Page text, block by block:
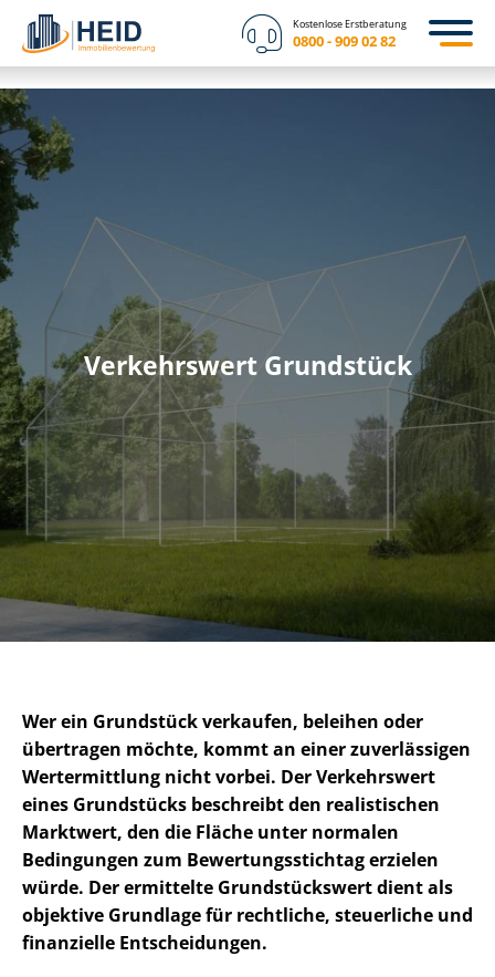
Kostenlose Erstberatung
0800 - 909 02 82
Verkehrswert Grundstück
Wer ein Grundstück verkaufen, beleihen oder
übertragen möchte, kommt an einer zuverlässigen
Wertermittlung nicht vorbei. Der Verkehrswert
eines Grundstücks beschreibt den realistischen
Marktwert, den die Fläche unter normalen
Bedingungen zum Be­wer­tungs­stich­tag erzielen
würde. Der ermittelte Grundstückswert dient als
objektive Grundlage für rechtliche, steuerliche und
finanzielle Entscheidungen.